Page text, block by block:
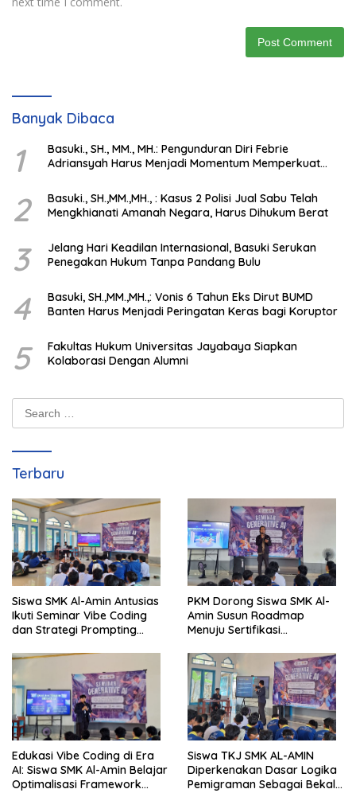
Banyak Dibaca
1
Basuki., SH., MM., MH.: Pengunduran Diri Febrie
Adriansyah Harus Menjadi Momentum Memperkuat
2
Basuki., SH.,MM.,MH., : Kasus 2 Polisi Jual Sabu Telah
Mengkhianati Amanah Negara, Harus Dihukum Berat
3
Jelang Hari Keadilan Internasional, Basuki Serukan
Penegakan Hukum Tanpa Pandang Bulu
4
Basuki, SH.,MM.,MH.,: Vonis 6 Tahun Eks Dirut BUMD
Banten Harus Menjadi Peringatan Keras bagi Koruptor
5
Fakultas Hukum Universitas Jayabaya Siapkan
Kolaborasi Dengan Alumni
Search
for:
Terbaru
Siswa SMK Al-Amin Antusias
Ikuti Seminar Vibe Coding
dan Strategi Prompting
PKM Dorong Siswa SMK Al-
Amin Susun Roadmap
Menuju Sertifikasi
MikroTik
Edukasi Vibe Coding di Era
AI: Siswa SMK Al-Amin Belajar
Optimalisasi Framework
Siswa TKJ SMK AL-AMIN
Diperkenakan Dasar Logika
Pemigraman Sebagai Bekal